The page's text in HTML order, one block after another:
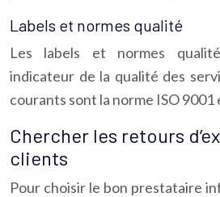
Labels et normes qualité
Les labels et normes
indicateur de la qualité des
courants sont la norme ISO 9001
Chercher les retours
clients
Pour choisir le bon prestataire